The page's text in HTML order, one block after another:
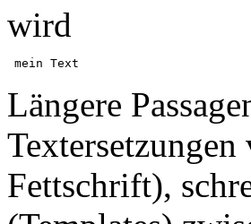
wird
Längere
Fettschrift),